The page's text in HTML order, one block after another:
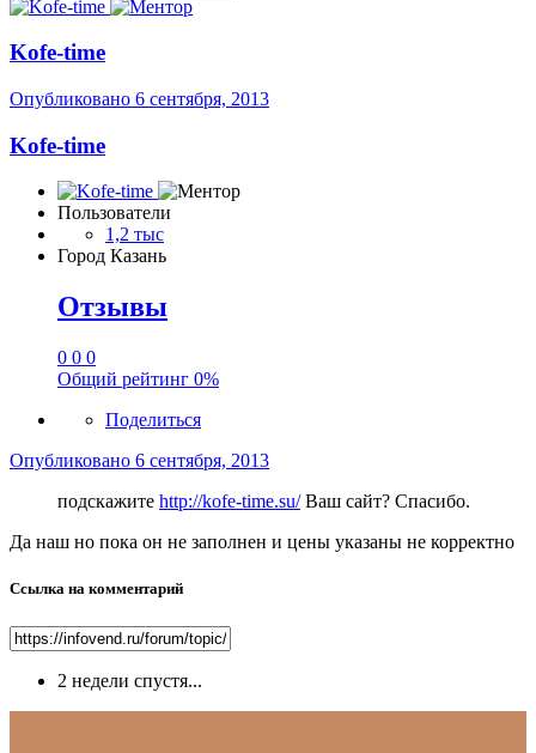
Kofe-time
Опубликовано 6 сентября, 2013
Kofe-time
Пользователи
1,2 тыс
Город Казань
Отзывы
0 0 0
Общий рейтинг 0%
Поделиться
Опубликовано 6 сентября, 2013
подскажите http://kofe-time.su/Ваш сайт? Спасибо.
Да наш но пока он не заполнен и цены указаны не корректно
Ссылка на комментарий
2 недели спустя...